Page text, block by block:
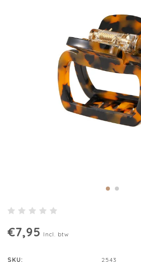
€7,95 Incl. btw
SKU:
2543